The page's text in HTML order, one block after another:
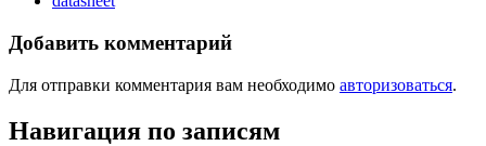
Добавить комментарий
Для отправки комментария вам необходимо авторизоваться.
Навигация по записям